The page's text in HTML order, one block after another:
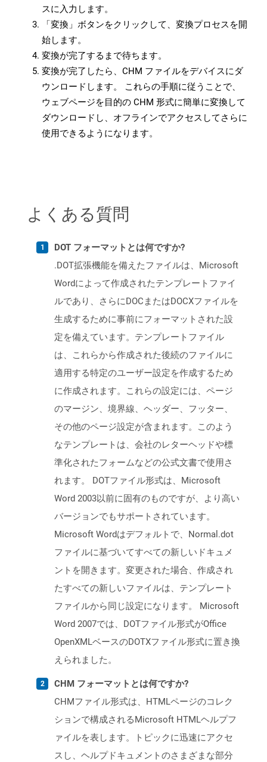
スに入力します。
「変換」ボタンをクリックして、変換プロセスを開
始します。
変換が完了するまで待ちます。
変換が完了したら、CHM ファイルをデバイスにダ
ウンロードします。 これらの手順に従うことで、
ウェブページを目的の CHM 形式に簡単に変換して
ダウンロードし、オフラインでアクセスしてさらに
使用できるようになります。
よくある質問
DOT フォーマットとは何ですか?
.DOT拡張機能を備えたファイルは、Microsoft
Wordによって作成されたテンプレートファイ
ルであり、さらにDOCまたはDOCXファイルを
生成するために事前にフォーマットされた設
定を備えています。テンプレートファイル
は、これらから作成された後続のファイルに
適用する特定のユーザー設定を作成するため
に作成されます。これらの設定には、ページ
のマージン、境界線、ヘッダー、フッター、
その他のページ設定が含まれます。このよう
なテンプレートは、会社のレターヘッドや標
準化されたフォームなどの公式文書で使用さ
れます。 DOTファイル形式は、Microsoft
Word 2003以前に固有のものですが、より高い
バージョンでもサポートされています。
Microsoft Wordはデフォルトで、Normal.dot
ファイルに基づいてすべての新しいドキュメ
ントを開きます。変更された場合、作成され
たすべての新しいファイルは、テンプレート
ファイルから同じ設定になります。 Microsoft
Word 2007では、DOTファイル形式がOffice
OpenXMLベースのDOTXファイル形式に置き換
えられました。
CHM フォーマットとは何ですか?
CHMファイル形式は、HTMLページのコレク
ションで構成されるMicrosoft HTMLヘルプフ
ァイルを表します。トピックに迅速にアクセ
スし、ヘルプドキュメントのさまざまな部分